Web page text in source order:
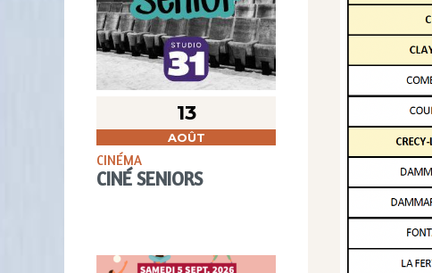
13
AOÛT
CINÉMA
CINÉ SENIORS